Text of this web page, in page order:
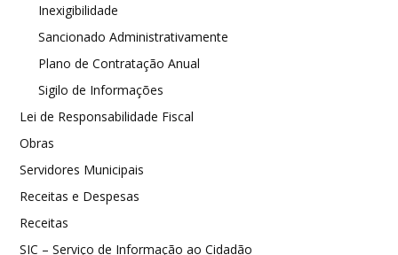
Inexigibilidade
Sancionado Administrativamente
Plano de Contratação Anual
Sigilo de Informações
Lei de Responsabilidade Fiscal
Obras
Servidores Municipais
Receitas e Despesas
Receitas
SIC – Serviço de Informação ao Cidadão